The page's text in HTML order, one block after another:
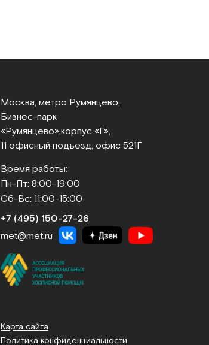
Москва, метро Румянцево,
Бизнес‑парк
«Румянцево», корпус «Г»,
11 офисный подъезд, офис 521Г
Время работы:
Пн-Пт: 8:00-19:00
Сб-Вс: 11:00-15:00
+7 (495) 150‑27‑26
met@met.ru
Карта сайта
Политика конфиденциальности